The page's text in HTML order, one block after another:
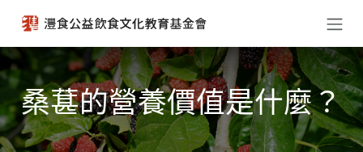
桑葚的營養價值是什麼？